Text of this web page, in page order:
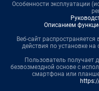
Особенности эксплуатации
Описанием
Веб-сайт
действия по установке
Пользователь получает
безвозмездной основе с
смартфона или